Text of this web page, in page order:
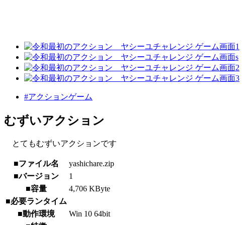
#アクションゲーム
むずいアクション
とてもむずいアクションです
■ファイル名
yashichare.zip
■バージョン
1
■容量
4,706 KByte
■必要ランタイム
■動作環境
Win 10 64bit